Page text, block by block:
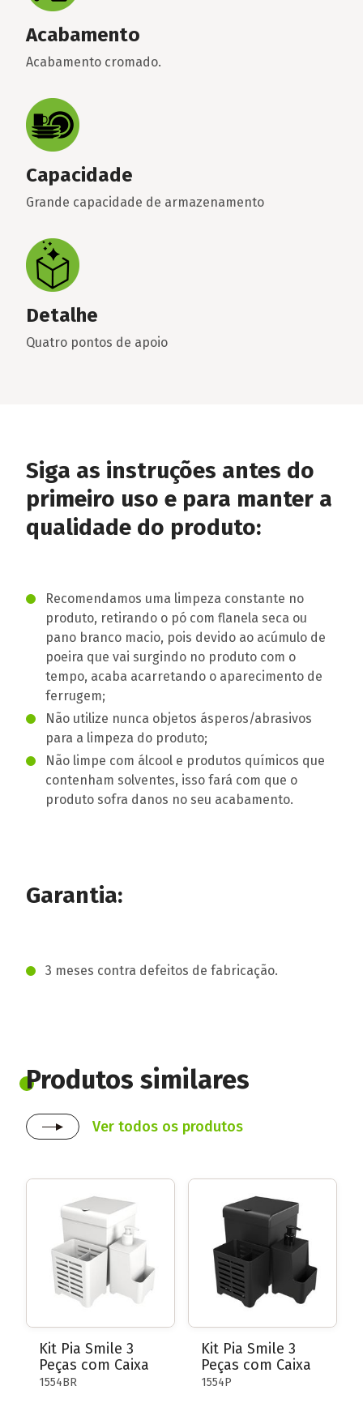
Acabamento
Acabamento cromado.
Capacidade
Grande capacidade de armazenamento
Detalhe
Quatro pontos de apoio
Siga as instruções antes do
primeiro uso e para manter a
qualidade do produto:
Recomendamos uma limpeza constante no
produto, retirando o pó com flanela seca ou
pano branco macio, pois devido ao acúmulo de
poeira que vai surgindo no produto com o
tempo, acaba acarretando o aparecimento de
ferrugem;
Não utilize nunca objetos ásperos/abrasivos
para a limpeza do produto;
Não limpe com álcool e produtos químicos que
contenham solventes, isso fará com que o
produto sofra danos no seu acabamento.
Garantia:
3 meses contra defeitos de fabricação.
Produtos similares
Ver todos os produtos
Kit Pia Smile 3
Peças com Caixa
1554BR
Kit Pia Smile 3
Peças com Caixa
1554P